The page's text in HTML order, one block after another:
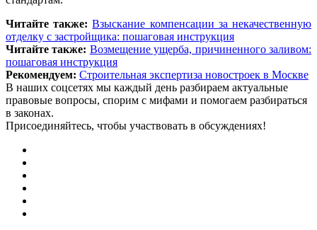
Читайте также: Взыскание компенсации за некачественную
отделку с застройщика: пошаговая инструкция
Читайте также: Возмещение ущерба, причиненного заливом:
пошаговая инструкция
Рекомендуем: Строительная экспертиза новостроек в Москве
В наших соцсетях мы каждый день разбираем актуальные
правовые вопросы, спорим с мифами и помогаем разбираться
в законах.
Присоединяйтесь, чтобы участвовать в обсуждениях!